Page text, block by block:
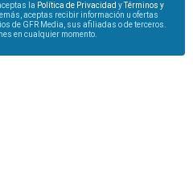
la Política de Privacidad yTérminos y
aceptas recibir información u ofertas
de GFR Media, sus afiliadas o de terceros.
en cualquier momento.